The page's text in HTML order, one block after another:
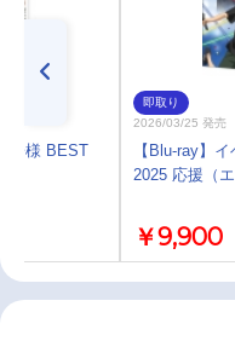
子様 BEST
即取り
2026/03/25 発売
【Blu-ray】
2025 応援（エ
￥9,900